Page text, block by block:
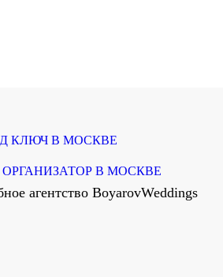
КЛЮЧ В МОСКВЕ
В МОСКВЕ
агентство BoyarovWeddings